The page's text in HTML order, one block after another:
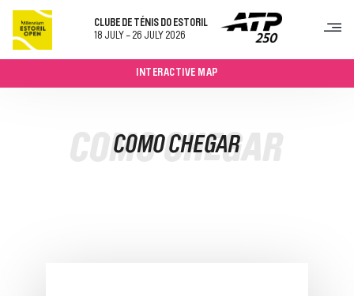
CLUBE DE TÉNIS DO ESTORIL
18 JULY - 26 JULY 2026
INTERACTIVE MAP
BILHETES
COMO CHEGAR
COMO CHEGAR